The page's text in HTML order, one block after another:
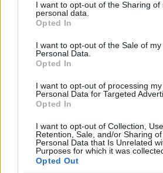
not limited to your visit or usage
grant or deny consent to Google and
use your data for below specified
consent section.
I want to opt-out of the Sharing of
personal data.
Opted In
I want to opt-out of the Sale of my
Personal Data.
Opted In
I want to opt-out of processing my
Personal Data for Targeted
Opted In
I want to opt-out of Collection, Use,
Retention, Sale, and/or Sharing
Personal Data that Is Unrelated
Purposes for which it was
Opted Out
Spíler 1
20:00 Premier League,
21:00 FA Kupa, összefoglaló
22:45 Premier League,
Spíler 2
19:10 La Liga, összefoglaló
Aréna 4
19:00 Záróbuli, Bundesliga,